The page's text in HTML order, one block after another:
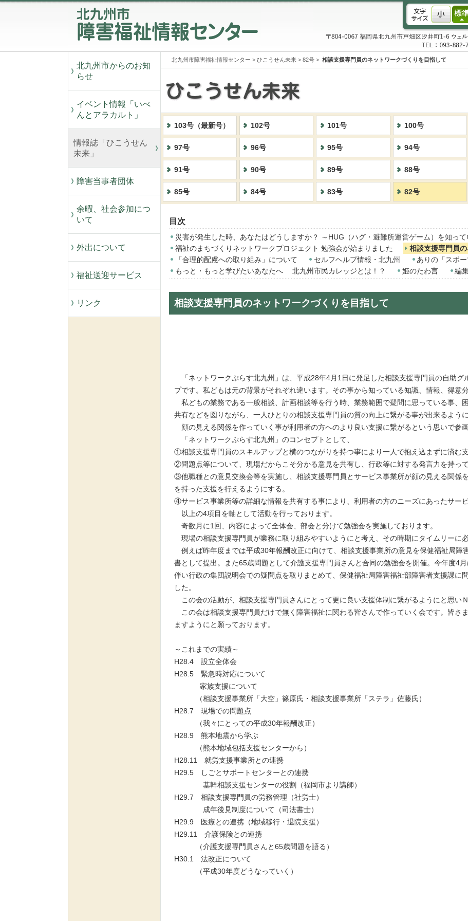
北九州市からのお知
らせ
イベント情報「いべ
んとアラカルト」
情報誌「ひこうせん
未来」
障害当事者団体
余暇、社会参加につ
いて
外出について
福祉送迎サービス
リンク
北九州市障害福祉情報センター > ひこうせん未来> 82号> 相談支援専門員のネットワークづくりを目指して
103号（最新号） 102号 101号 100号
97号 96号 95号 94号
91号 90号 89号 88号
85号 84号 83号 82号
目次
災害が発生した時、あなたはどうしますか？ ～HUG（ハグ・避難所運営ゲーム）を知って
福祉のまちづくりネットワークプロジェクト 勉強会が始まりました
相談支援専門員
「合理的配慮への取り組み」について
セルフヘルプ情報・北九州
ありの「スポー
もっと・もっと学びたいあなたへ 北九州市民カレッジとは！？
姫のたわ言 編
相談支援専門員のネットワークづくりを目指して
「ネットワークぷらす北九州」は、平成28年4月1日に発足した相談支援専門員の自助グ
プです。私どもは元の背景がそれぞれ違います。その事から知っている知識、情報、得意
私どもの業務である一般相談、計画相談等を行う時、業務範囲で疑問に思っている事、
共有などを図りながら、一人ひとりの相談支援専門員の質の向上に繋がる事が出来るよう
顔の見える関係を作っていく事が利用者の方へのより良い支援に繋がるという思いで参
「ネットワークぷらす北九州」のコンセプトとして、
①相談支援専門員のスキルアップと横のつながりを持つ事により一人で抱え込まずに済む支
②問題点等について、現場だからこそ分かる意見を共有し、行政等に対する発言力を持っ
③他職種との意見交換会等を実施し、相談支援専門員とサービス事業所が顔の見える関係
を持った支援を行えるようにする。
④サービス事業所等の詳細な情報を共有する事により、利用者の方のニーズにあったサー
以上の4項目を軸として活動を行っております。
奇数月に1回、内容によって全体会、部会と分けて勉強会を実施しております。
現場の相談支援専門員が業務に取り組みやすいようにと考え、その時期にタイムリーに
例えば昨年度までは平成30年報酬改正に向けて、相談支援事業所の意見を保健福祉局障
書として提出。また65歳問題として介護支援専門員さんと合同の勉強会を開催。今年度4
伴い行政の集団説明会での疑問点を取りまとめて、保健福祉局障害福祉部障害者支援課に
した。
この会の活動が、相談支援専門員さんにとって更に良い支援体制に繋がるようにと思い
この会は相談支援専門員だけで無く障害福祉に関わる皆さんで作っていく会です。皆さ
ますようにと願っております。
～これまでの実績～
H28.4 設立全体会
H28.5 緊急時対応について
家族支援について
（相談支援事業所「大空」篠原氏・相談支援事業所「ステラ」佐藤氏）
H28.7 現場での問題点
（我々にとっての平成30年報酬改正）
H28.9 熊本地震から学ぶ
（熊本地域包括支援センターから）
H28.11 就労支援事業所との連携
H29.5 しごとサポートセンターとの連携
基幹相談支援センターの役割（福岡市より講師）
H29.7 相談支援専門員の労務管理（社労士）
成年後見制度について（司法書士）
H29.9 医療との連携（地域移行・退院支援）
H29.11 介護保険との連携
（介護支援専門員さんと65歳問題を語る）
H30.1 法改正について
（平成30年度どうなっていく）